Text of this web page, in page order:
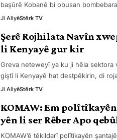
başûrê Kobanê bi obusan
Ji AliyêStêrk TV
Şerê Rojhilata Navîn
li Kenyayê gur kir
Greva neteweyî ya ku ji hêla sektora
giştî li Kenyayê hat destpêkirin, di
Ji AliyêStêrk TV
KOMAW: Em
yên li ser Rêber Apo
KOMAW’ê têkildarî polîtîkayên